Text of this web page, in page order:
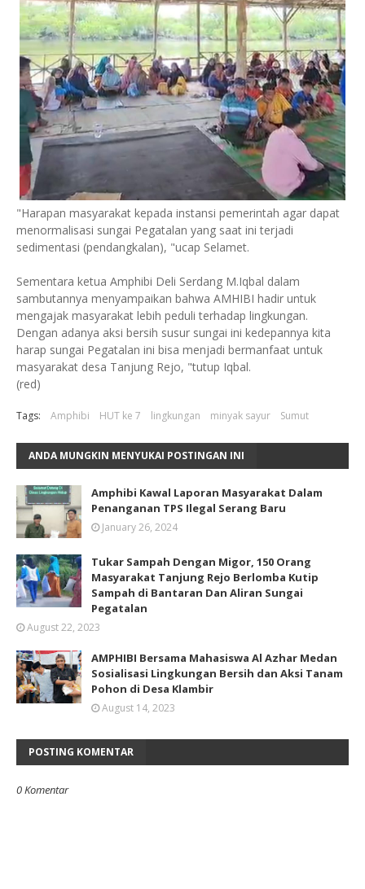
"Harapan masyarakat kepada instansi pemerintah agar dapat
menormalisasi sungai Pegatalan yang saat ini terjadi
sedimentasi (pendangkalan), "ucap Selamet.
Sementara ketua Amphibi Deli Serdang M.Iqbal dalam
sambutannya menyampaikan bahwa AMHIBI hadir untuk
mengajak masyarakat lebih peduli terhadap lingkungan.
Dengan adanya aksi bersih susur sungai ini kedepannya kita
harap sungai Pegatalan ini bisa menjadi bermanfaat untuk
masyarakat desa Tanjung Rejo, "tutup Iqbal.
(red)
Tags: Amphibi HUT ke 7 lingkungan minyak sayur Sumut
ANDA MUNGKIN MENYUKAI POSTINGAN INI
Amphibi Kawal Laporan Masyarakat Dalam
Penanganan TPS Ilegal Serang Baru
January 26, 2024
Tukar Sampah Dengan Migor, 150 Orang
Masyarakat Tanjung Rejo Berlomba Kutip
Sampah di Bantaran Dan Aliran Sungai
Pegatalan
August 22, 2023
AMPHIBI Bersama Mahasiswa Al Azhar Medan
Sosialisasi Lingkungan Bersih dan Aksi Tanam
Pohon di Desa Klambir
August 14, 2023
POSTING KOMENTAR
0 Komentar